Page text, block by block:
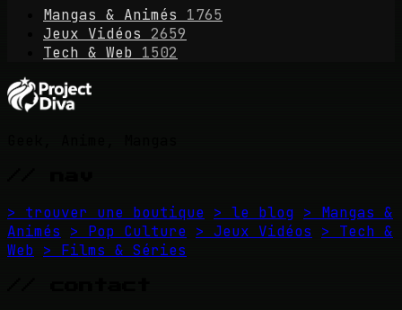
Mangas & Animés
1765
Jeux Vidéos
2659
Tech & Web 1502
> trouver une boutique > le blog > Mangas &
Animés
> Pop Culture > Jeux Vidéos
> Tech &
Web > Films & Séries